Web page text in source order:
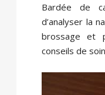
Bardée de
d’analyser la
brossage et
conseils de